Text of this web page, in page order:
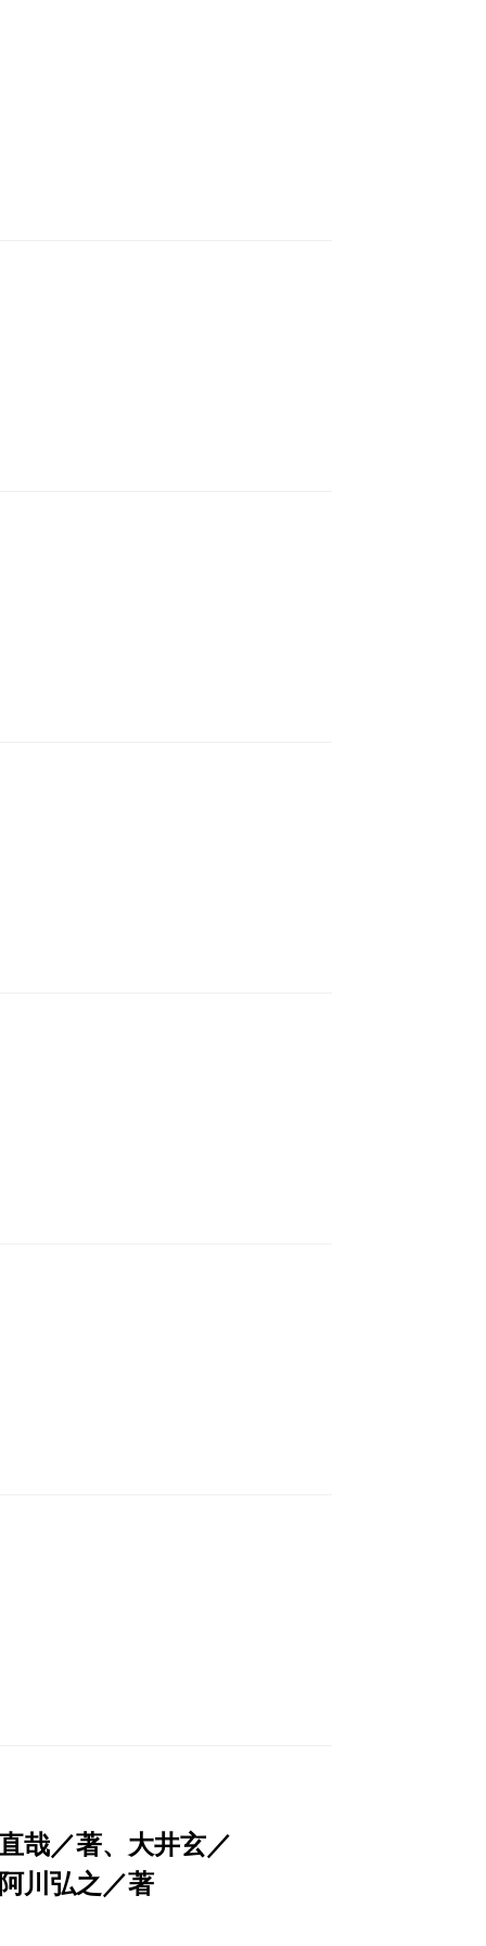
哉／著、大井玄／
川弘之／著